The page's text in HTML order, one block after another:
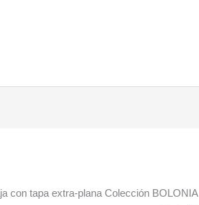
con tapa extra-plana Colección BOLONIA